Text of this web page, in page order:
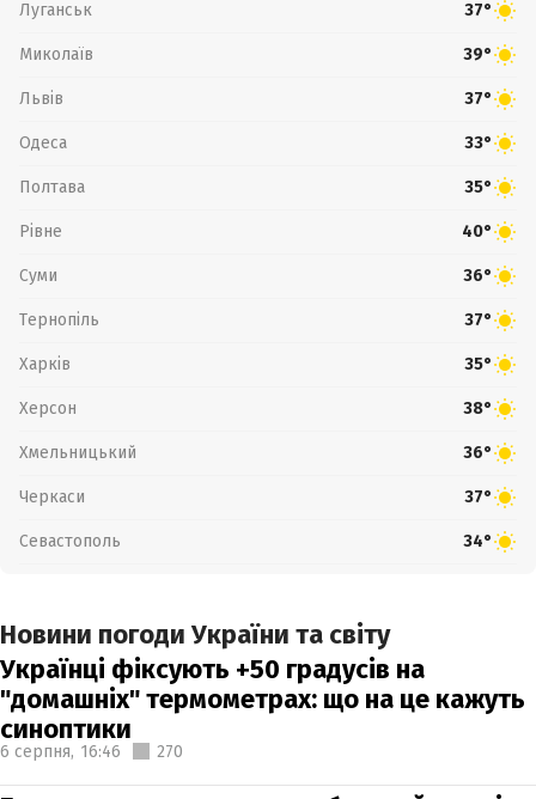
Луганськ 37°
Миколаїв 39°
Львів 37°
Одеса 33°
Полтава 35°
Рівне 40°
Суми 36°
Тернопіль 37°
Харків 35°
Херсон 38°
Хмельницький 36°
Черкаси 37°
Севастополь 34°
Новини погоди України та світу
Українці фіксують +50 градусів на
"домашніх" термометрах: що на це кажуть
синоптики
6 серпня, 16:46 270